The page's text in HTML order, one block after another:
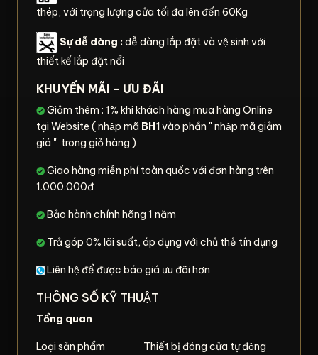
thép, với trọng lượng cửa tối đa lên đến 60Kg
Sự dễ dàng :dễ dàng lắp đặt và vệ sinh với
thiết kế lắp đặt nổi
KHUYẾN MÃI - ƯU ĐÃI
Giảm thêm : 1% khi khách hàng mua hàng Online
tại Website ( nhập mã BH1vào phần " nhập mã giảm
giá " trong giỏ hàng )
Giao hàng miễn phí toàn quốc với đơn hàng trên
1.000.000đ
Bảo hành chính hãng 1 năm
Trả góp 0% lãi suất, áp dụng với chủ thẻ tín dụng
Liên hệ để được báo giá ưu đãi hơn
THÔNG SỐ KỸ THUẬT
Tổng quan
Loại sản phẩm
Thiết bị đóng cửa tự động